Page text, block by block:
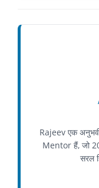
Rajeev एक
Mentor हैं, जो
सरल